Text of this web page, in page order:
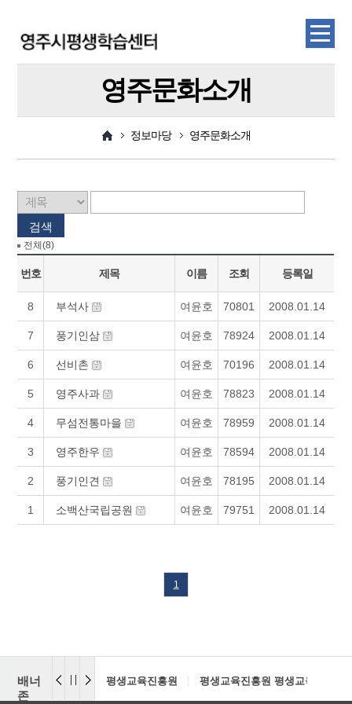
영주문화소개
정보마당 영주문화소개
검색
전체(8)
번호 제목 이름 조회 등록일
8 부석사 여윤호 70801 2008.01.14
7 풍기인삼 여윤호 78924 2008.01.14
6 선비촌 여윤호 70196 2008.01.14
5 영주사과 여윤호 78823 2008.01.14
4 무섬전통마을 여윤호 78959 2008.01.14
3 영주한우 여윤호 78594 2008.01.14
2 풍기인견 여윤호 78195 2008.01.14
1 소백산국립공원 여윤호 79751 2008.01.14
1
배너
존
평생교육진흥원 평생교육진흥원 평생교육센터